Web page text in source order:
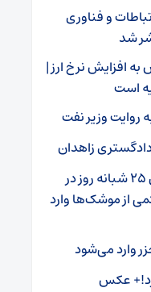
و فناوری
شد
افزایش نرخ ارز |
است
روایت وزیر نفت
زاهدان
دریادار سیاری: آسمان عراق ۲۵ شبانه روز در
از موشک‌ها وارد
وارد می‌شود
عکس